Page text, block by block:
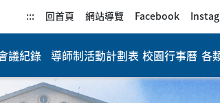
::: 回首頁 網站導覽 Facebook
議紀錄 導師制活動計劃表 校園行事曆 各